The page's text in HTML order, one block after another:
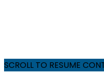
SCROLL TO RESUME